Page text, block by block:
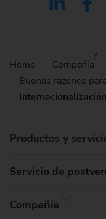
Home Compañía
Buenas razones
Productos y
Servicio de
Compañía